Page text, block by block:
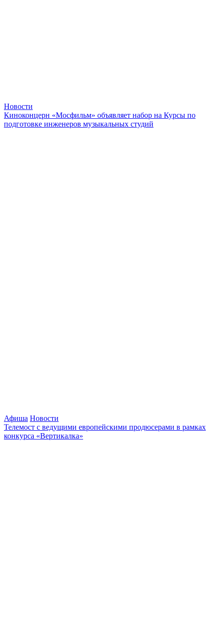
Новости
Киноконцерн «Мосфильм» объявляет набор на Курсы по
подготовке инженеров музыкальных студий
Афиша Новости
Телемост с ведущими европейскими продюсерами в рамках
конкурса «Вертикалка»